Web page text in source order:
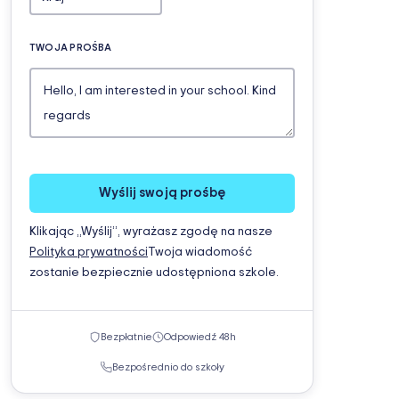
TWOJA PROŚBA
Wyślij swoją prośbę
Klikając „Wyślij”, wyrażasz zgodę na nasze
Polityka prywatności Twoja wiadomość
zostanie bezpiecznie udostępniona szkole.
Bezpłatnie Odpowiedź 48h
Bezpośrednio do szkoły